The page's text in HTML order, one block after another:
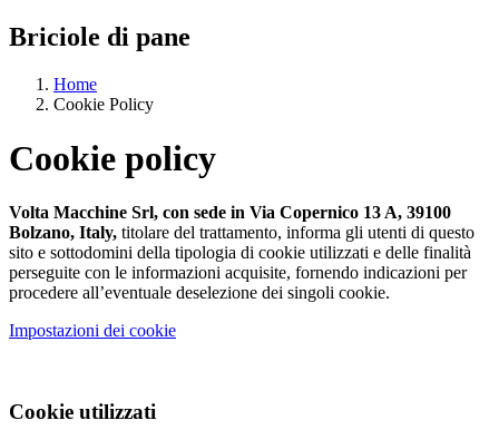
Briciole di pane
Home
Cookie Policy
Cookie policy
Volta Macchine Srl, con sede in Via Copernico 13 A, 39100
Bolzano, Italy, titolare del trattamento, informa gli utenti di questo
sito e sottodomini della tipologia di cookie utilizzati e delle finalità
perseguite con le informazioni acquisite, fornendo indicazioni per
procedere all’eventuale deselezione dei singoli cookie.
Impostazioni dei cookie
Cookie utilizzati